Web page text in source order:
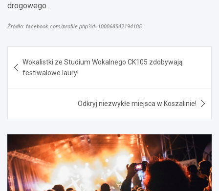
drogowego.
Źródło: facebook.com/profile.php?id=100068542194105
wpisu
Wokalistki ze Studium Wokalnego CK105 zdobywają
festiwalowe laury!
Odkryj niezwykłe miejsca w Koszalinie!